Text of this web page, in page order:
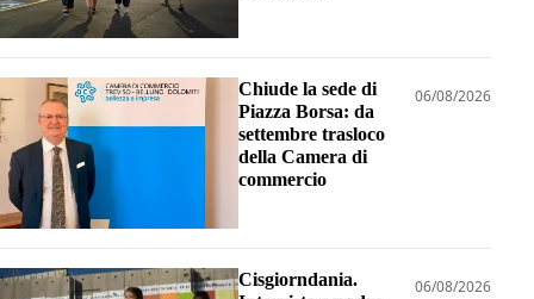
Chiude la sede di
Piazza Borsa: da
settembre trasloco
della Camera di
commercio
06/08/2026
Cisgiorndania.
06/08/2026